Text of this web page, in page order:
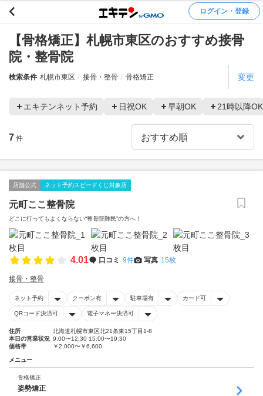
ログイン・登録
【骨格矯正】札幌市東区のおすすめ接骨
院・整骨院
検索条件 札幌市東区 接骨・整骨 骨格矯正 変更
エキテンネット予約 日祝OK 早朝OK 21時以降OK
7 件
店舗公式 ネット予約スピードくじ対象店
元町ここ整骨院
どこに行ってもよくならない“整骨院難民”の方へ！
4.01 口コミ 9件 写真 15枚
接骨・整骨
ネット予約 クーポン有 駐車場有 カード可
QRコード決済可 電子マネー決済可
住所
北海道札幌市東区北21条東15丁目1-8
本日の営業状況 9:00〜12:30 15:00〜19:30
価格帯
￥2,000〜￥6,600
メニュー
骨格矯正
姿勢矯正